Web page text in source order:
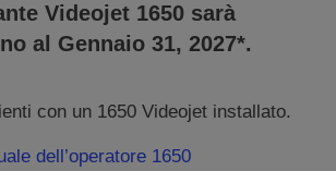
Videojet 1650 sarà
al Gennaio 31, 2027*.
con un 1650 Videojet installato.
dell’operatore 1650